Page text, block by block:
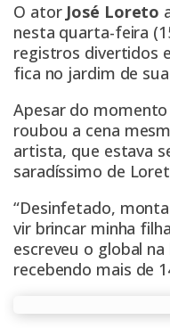
O ator José Loreto
nesta quarta-feira
registros divertidos
fica no jardim de sua
Apesar do
roubou a cena
artista, que estava
saradíssimo de
“Desinfetado,
vir brincar minha
escreveu o global
recebendo mais de